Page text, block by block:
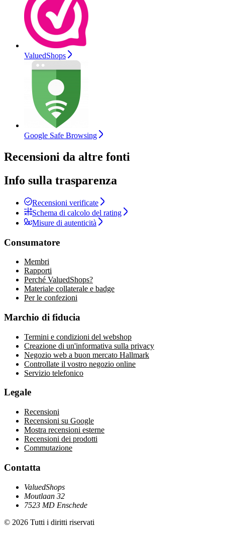
ValuedShops
Google Safe Browsing
Recensioni da altre fonti
Info sulla trasparenza
Recensioni verificate
Schema di calcolo del rating
Misure di autenticità
Consumatore
Membri
Rapporti
Perché ValuedShops?
Materiale collaterale e badge
Per le confezioni
Marchio di fiducia
Termini e condizioni del webshop
Creazione di un'informativa sulla privacy
Negozio web a buon mercato Hallmark
Controllate il vostro negozio online
Servizio telefonico
Legale
Recensioni
Recensioni su Google
Mostra recensioni esterne
Recensioni dei prodotti
Commutazione
Contatta
ValuedShops
Moutlaan 32
7523 MD Enschede
© 2026 Tutti i diritti riservati